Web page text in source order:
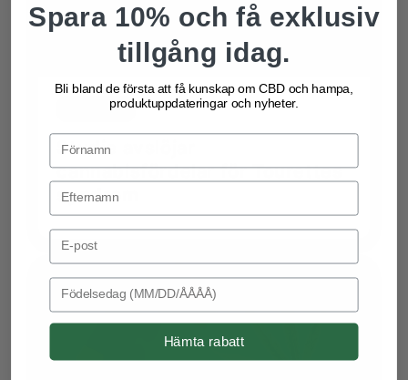
Australien
Studie avslöjar
cannabisfördelar för Tourettes
syndrom
Spara 10% och få exklusiv
tillgång idag.
Bli bland de första att få kunskap om CBD och hampa,
produktuppdateringar och nyheter.
Email Address
Birthday
Hämta rabatt